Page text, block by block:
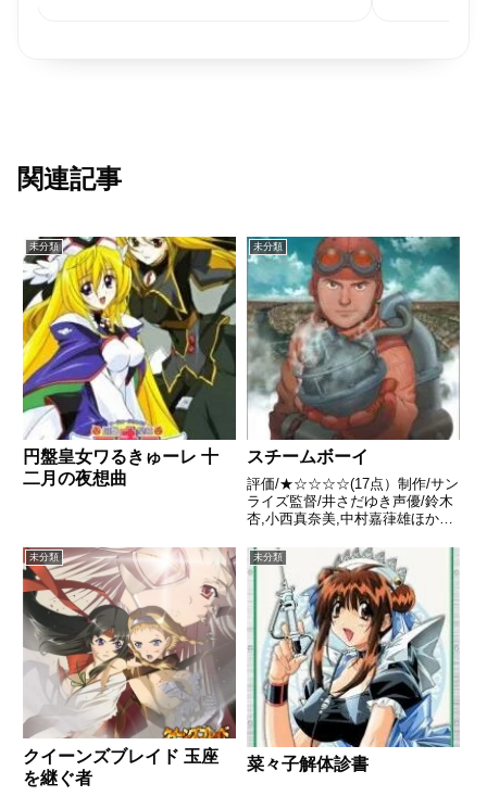
関連記事
未分類
円盤皇女ワるきゅーレ 十
二月の夜想曲
未分類
スチームボーイ
評価/★☆☆☆☆(17点）制作/サン
ライズ監督/井さだゆき声優/鈴木
杏,小西真奈美,中村嘉葎雄ほか全
らあらすじ舞台は19世紀のイギ
リス。科学技術が目覚しい発展を
遂げていた時代。マンチェスター
に住むレイは、オハラ...
未分類
クイーンズブレイド 玉座
を継ぐ者
未分類
菜々子解体診書